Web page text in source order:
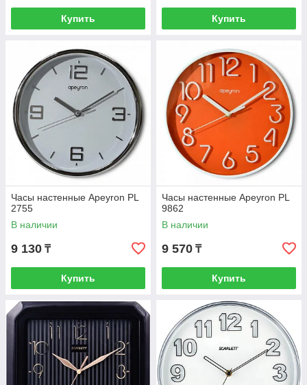
Купить Купить
Часы настенные Apeyron PL
2755
В наличии
9 130 ₸
Купить
Часы настенные Apeyron PL
9862
В наличии
9 570 ₸
Купить